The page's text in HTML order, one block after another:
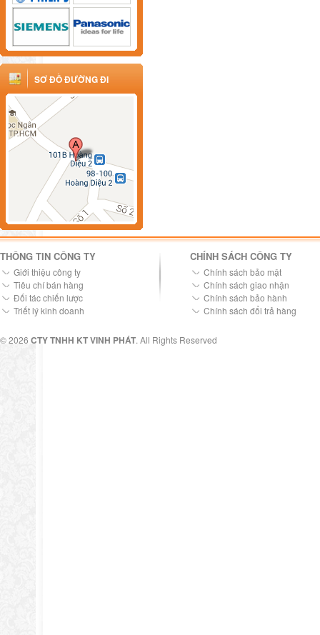
SƠ ĐỒ ĐƯỜNG ĐI
THÔNG TIN CÔNG TY
Giới thiệu công ty
Tiêu chí bán hàng
Đối tác chiến lược
Triết lý kinh doanh
CHÍNH SÁCH CÔNG TY
Chính sách bảo mật
Chính sách giao nhận
Chính sách bảo hành
Chính sách đổi trả hàng
© 2026 CTY TNHH KT VINH PHÁT. All Rights Reserved